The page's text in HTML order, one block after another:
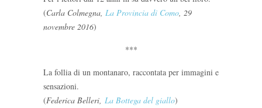
(Carla Colmegna, La Provincia di Como, 29
novembre 2016)
***
La follia di un montanaro, raccontata per immagini e
sensazioni.
(Federica Belleri, La Bottega del giallo)